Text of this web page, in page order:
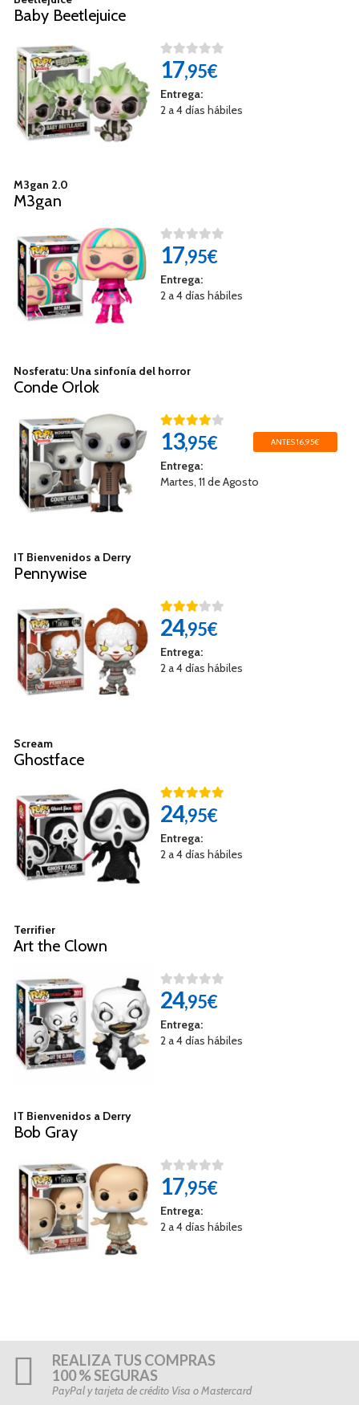
Baby Beetlejuice
17,95€
Entrega:
2 a 4 días hábiles
M3gan 2.0
M3gan
17,95€
Entrega:
2 a 4 días hábiles
Nosferatu: Una sinfonía del horror
Conde Orlok
13,95€ ANTES 16,95€
Entrega:
Martes, 11 de Agosto
IT Bienvenidos a Derry
Pennywise
24,95€
Entrega:
2 a 4 días hábiles
Scream
Ghostface
24,95€
Entrega:
2 a 4 días hábiles
Terrifier
Art the Clown
24,95€
Entrega:
2 a 4 días hábiles
IT Bienvenidos a Derry
Bob Gray
17,95€
Entrega:
2 a 4 días hábiles
REALIZA TUS COMPRAS
100 % SEGURAS
PayPal y tarjeta de crédito Visa o Mastercard